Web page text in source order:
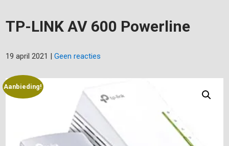
TP-LINK AV 600 Powerline
19 april 2021 |Geen reacties
Aanbieding!